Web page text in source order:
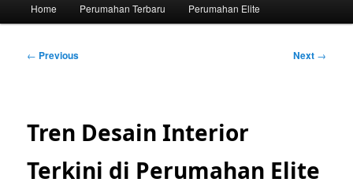
Home Perumahan Terbaru Perumahan Elite
Post
← Previous Next →
Tren Desain Interior
Terkini di Perumahan Elite